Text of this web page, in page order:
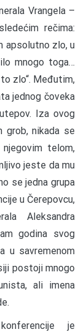
Vrangela –
rečima:
apsolutno zlo, u
mnogo toga…
zlo“. Međutim,
jednog čoveka
Iza ovog
grob, nikada se
telom,
jeste da mu
se jedna grupa
u Čerepovcu,
Aleksandra
godina svog
u savremenom
postoji mnogo
ali imena
je